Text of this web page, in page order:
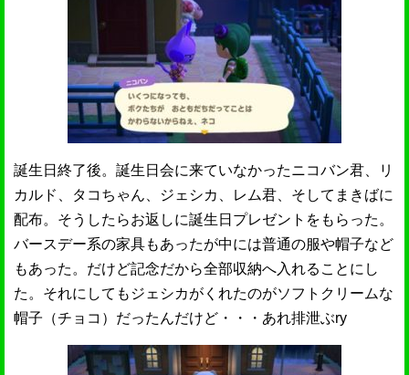
誕生日終了後。誕生日会に来ていなかったニコバン君、リ
カルド、タコちゃん、ジェシカ、レム君、そしてまきばに
配布。そうしたらお返しに誕生日プレゼントをもらった。
バースデー系の家具もあったが中には普通の服や帽子など
もあった。だけど記念だから全部収納へ入れることにし
た。それにしてもジェシカがくれたのがソフトクリームな
帽子（チョコ）だったんだけど・・・あれ排泄ぶry